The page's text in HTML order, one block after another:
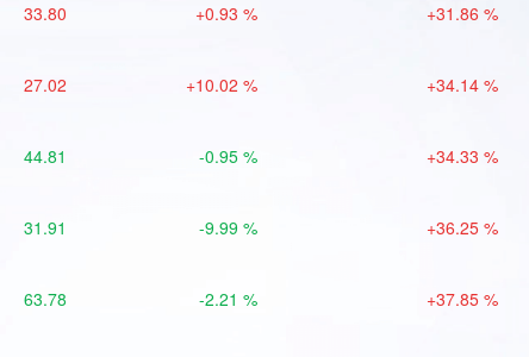
33.80 +0.93 % +31.86 %
27.02 +10.02 % +34.14 %
44.81 -0.95 % +34.33 %
31.91 -9.99 % +36.25 %
63.78 -2.21 % +37.85 %